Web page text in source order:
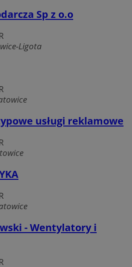
Sp z o.o
Ligota
usługi reklamowe
- Wentylatory i